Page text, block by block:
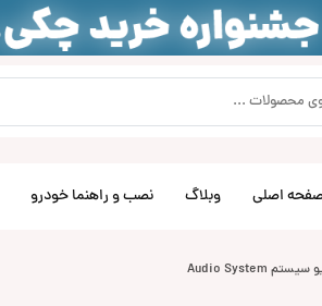
اصلی وبلاگ نصب و راهنما خودرو